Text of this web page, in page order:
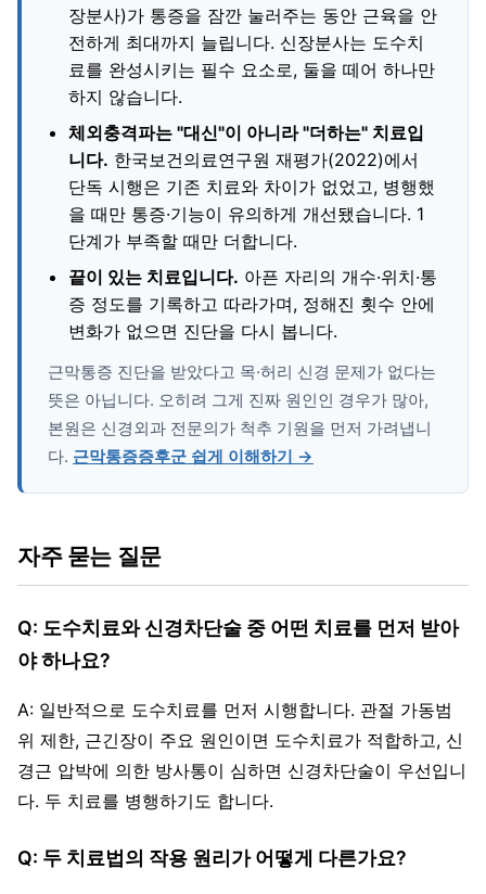
장분사)가 통증을 잠깐 눌러주는 동안 근육을 안
전하게 최대까지 늘립니다. 신장분사는 도수치
료를 완성시키는 필수 요소로, 둘을 떼어 하나만
하지 않습니다.
체외충격파는 "대신"이 아니라 "더하는" 치료입
니다. 한국보건의료연구원 재평가(2022)에서
단독 시행은 기존 치료와 차이가 없었고, 병행했
을 때만 통증·기능이 유의하게 개선됐습니다. 1
단계가 부족할 때만 더합니다.
끝이 있는 치료입니다. 아픈 자리의 개수·위치·통
증 정도를 기록하고 따라가며, 정해진 횟수 안에
변화가 없으면 진단을 다시 봅니다.
근막통증 진단을 받았다고 목·허리 신경 문제가 없다는
뜻은 아닙니다. 오히려 그게 진짜 원인인 경우가 많아,
본원은 신경외과 전문의가 척추 기원을 먼저 가려냅니
다. 근막통증증후군 쉽게 이해하기 →
자주 묻는 질문
Q: 도수치료와 신경차단술 중 어떤 치료를 먼저 받아
야 하나요?
A: 일반적으로 도수치료를 먼저 시행합니다. 관절 가동범
위 제한, 근긴장이 주요 원인이면 도수치료가 적합하고, 신
경근 압박에 의한 방사통이 심하면 신경차단술이 우선입니
다. 두 치료를 병행하기도 합니다.
Q: 두 치료법의 작용 원리가 어떻게 다른가요?